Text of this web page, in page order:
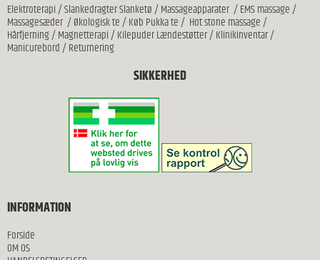
Elektroterapi/Slankedragter Slanketø/Massageapparater/EMS massage/
Massagesæder/Økologisk te/Køb Pukka te/ Hot stone massage/
Hårfjerning/Magnetterapi/Kilepuder Lændestøtter/Klinikinventar/
Manicurebord/Returnering
SIKKERHED
INFORMATION
Forside
OM OS